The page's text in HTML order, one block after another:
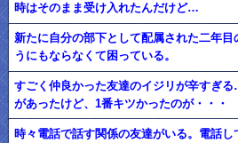
時はそのまま受け入れたんだけど…
新たに自分の部下として配属された二年
うにもならなくて困っている。
すごく仲良かった友達のイジリが辛すぎ
があったけど、1番キツかったのが・・・
時々電話で話す関係の友達がいる。電話